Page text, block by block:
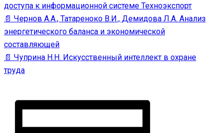
доступа к информационной системе Техноэкспорт
📄 Чернов А.А., Татареноко В.И., Демидова Л.А. Анализ
энергетического баланса и экономической
составляющей
📄 Чуприна Н.Н. Искусственный интеллект в охране
труда